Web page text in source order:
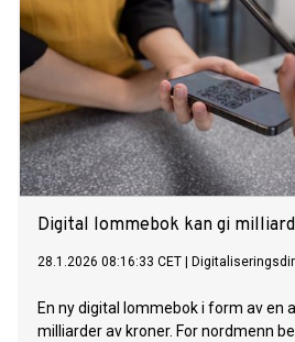
Digital lommebok kan gi
28.1.2026 08:16:33 CET
En ny digital lommebok i form av en
milliarder av kroner. For nordmenn